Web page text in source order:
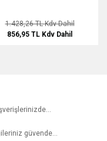
1.428,26 TLKdv Dahil
856,95 TL Kdv Dahil
güvende...